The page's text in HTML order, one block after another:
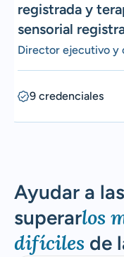
registrada y
sensorial
Director ejecutivo y
9 credenciales
mental
en
Ayudar a
superarlos
difíciles de